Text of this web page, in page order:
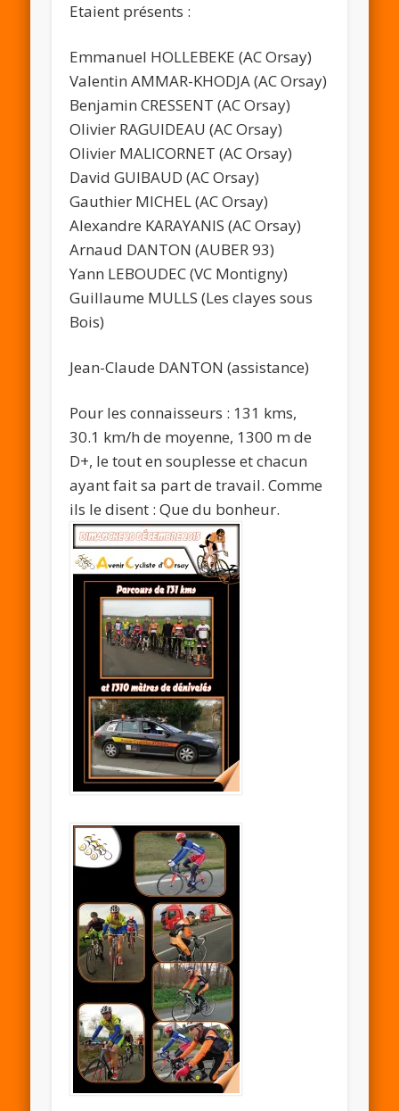
Etaient présents :
Emmanuel HOLLEBEKE (AC Orsay)
Valentin AMMAR-KHODJA (AC Orsay)
Benjamin CRESSENT (AC Orsay)
Olivier RAGUIDEAU (AC Orsay)
Olivier MALICORNET (AC Orsay)
David GUIBAUD (AC Orsay)
Gauthier MICHEL (AC Orsay)
Alexandre KARAYANIS (AC Orsay)
Arnaud DANTON (AUBER 93)
Yann LEBOUDEC (VC Montigny)
Guillaume MULLS (Les clayes sous
Bois)
Jean-Claude DANTON (assistance)
Pour les connaisseurs : 131 kms,
30.1 km/h de moyenne, 1300 m de
D+, le tout en souplesse et chacun
ayant fait sa part de travail. Comme
ils le disent : Que du bonheur.